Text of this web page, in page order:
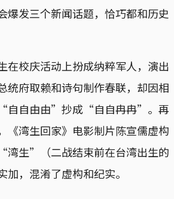
爆发三个新闻话题，恰巧都和历史
在校庆活动上扮成纳粹军人，演出
统府取赖和诗句制作春联，却因相
自自由由”抄成“自自冉冉”。再
《湾生回家》电影制片陈宣儒虚构
湾生”（二战结束前在台湾出生的
加，混淆了虚构和纪实。